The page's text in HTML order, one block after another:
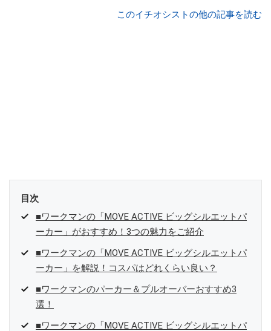
スマホ1つでスキマ時間に効率的に稼ぐ！』（翔泳社刊） ほか著書多
このイチオシストの他の記事を読む
目次
■ワークマンの「MOVE ACTIVE ビッグシルエットパ
ーカー」がおすすめ！3つの魅力をご紹介
■ワークマンの「MOVE ACTIVE ビッグシルエットパ
ーカー」を解説！コスパはどれくらい良い？
■ワークマンのパーカー＆プルオーバーおすすめ3
選！
■ワークマンの「MOVE ACTIVE ビッグシルエットパ